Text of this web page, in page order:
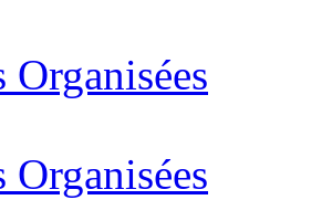
Organisées
Organisées